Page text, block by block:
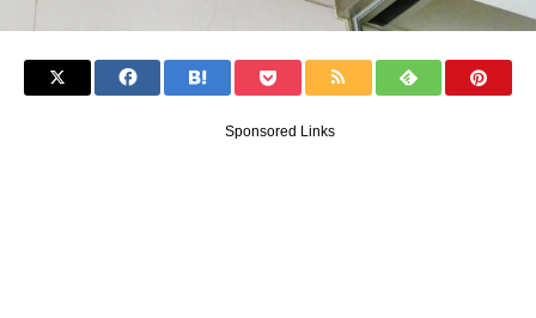
Sponsored Links